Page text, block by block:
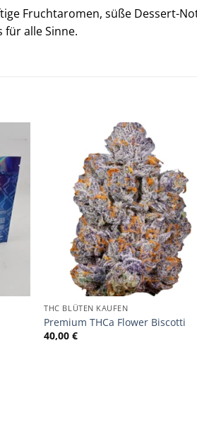
Fruchtaromen, süße Dessert-
für alle Sinne.
THC BLÜTEN KAUFEN
Premium THCa Flower Biscotti
40,00€